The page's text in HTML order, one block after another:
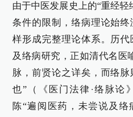
由于中医发展史上的“重经轻
条件的限制，络病理论始
样形成完整理论体系。历
及络病研究，正如清代名医
脉，前贤论之详矣，而络
也”（《医门法律·络脉论
陈“遍阅医药，未尝说及络